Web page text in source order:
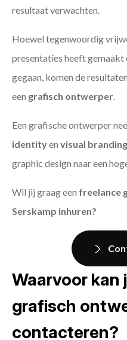
resultaat verwachten.
Hoewel tegenwoordig
presentaties heeft gemaakt
gegaan, komen de
een grafisch ontwerper
Een grafische ontwerper
identityen visual branding
graphic design naar een
Wil jij graag een freelance
Serskamp inhuren?
Waarvoor kan
grafisch
contacteren?